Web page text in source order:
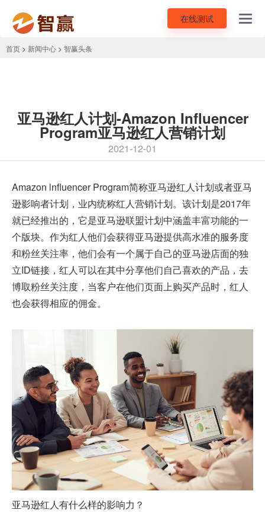
在线测试
首页 > 新闻中心 > 智赢头条
亚马逊红人计划-Amazon Influencer
Program亚马逊红人营销计划
2021-12-01
Amazon lnfluencer Program简称亚马逊红人计划或者亚马
逊影响者计划，业内统称红人营销计划。该计划是2017年
就已经推出的，它是亚马逊联盟计划中涵盖丰富功能的一
个版块。作为红人他们会获得亚马逊提供高水准的服务度
和粉丝关注率，他们会有一个属于自己的亚马逊店面的独
立ID链接，红人可以在其中分享他们自己喜欢的产品，去
博取粉丝关注度，当客户在他们页面上购买产品时，红人
也会获得相应的佣金。
亚马逊红人有什么样的影响力？